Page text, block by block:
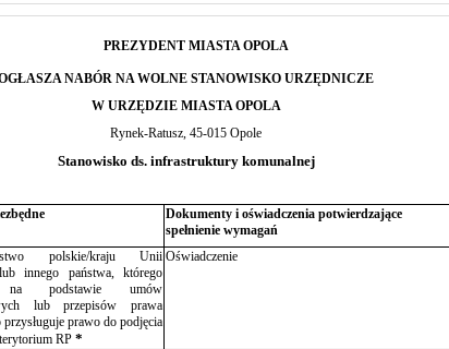
PREZYDENT MIASTA OPOLA
NABÓR NA WOLNE STANOWISKO URZĘDNICZE
W URZĘDZIE MIASTA OPOLA
Rynek-Ratusz, 45-015 Opole
Stanowisko ds. infrastruktury komunalnej
Dokumenty i oświadczenia potwierdzające
spełnienie wymagań
polskie/kraju Unii
innego państwa, którego
na podstawie umów
lub przepisów prawa
prawo do podjęcia
RP *
Oświadczenie